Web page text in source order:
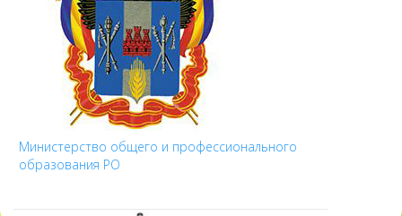
Министерство общего и профессионального
образования РО